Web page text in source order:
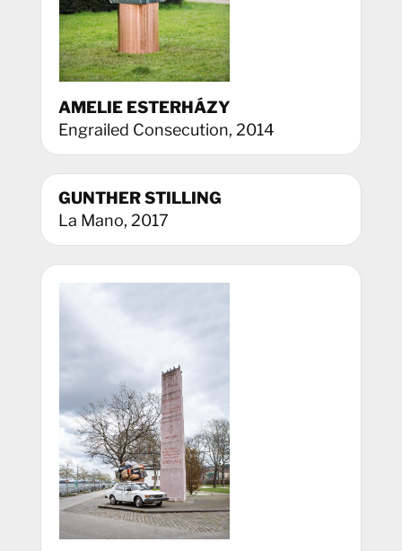
AMELIE ESTERHÁZY
Engrailed Consecution, 2014
GUNTHER STILLING
La Mano, 2017